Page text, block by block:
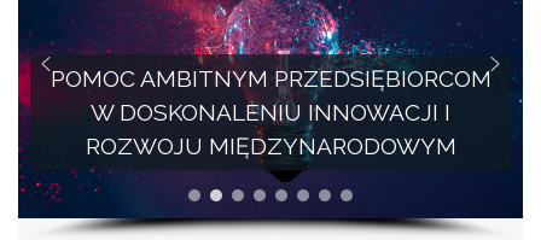
POMOC AMBITNYM PRZEDSIĘBIORCOM
W DOSKONALENIU INNOWACJI I
ROZWOJU MIĘDZYNARODOWYM